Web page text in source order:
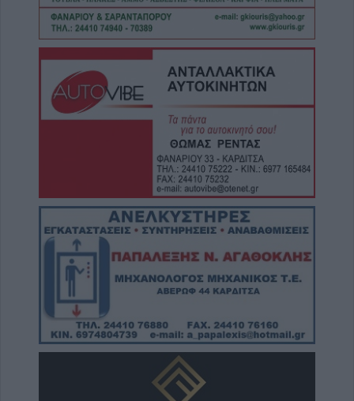
Σμοκόβου, Λουτροπηγής, Θραψιμίου,
Αηδονοχωρίου, Βαθύλακκου και Ρεντίνας
Εξωδικαστικός Μηχανισμός: Ρυθμίσεις
οφειλών άνω των 500 εκατ. ευρώ μέσα στον
Ιούλιο του 2026
Τα προσωρινά αποτελέσματα για τις 116
προσλήψεις ατόμων στην καθαριότητα των
σχολικών μονάδων του Δήμου Καρδίτσας
5 Αυγούστου 2026, 14:21
Σε Άρτα και Βραγκιανά ο Μητροπολίτης κ.
Τιμόθεος το διήμερο 7-8 Αυγούστου
5 Αυγούστου 2026, 14:05
Σοφάδες: Ολοκληρώθηκε η ασφαλτόστρωση
σε τμήματα των οδών Ανθέων και
Κολοκοτρώνη
Συμμετοχή σε αντιπολεμικές κινητοποιήσεις